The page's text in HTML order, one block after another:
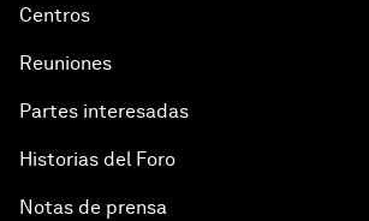
Centros
Reuniones
Partes interesadas
Historias del Foro
Notas de prensa